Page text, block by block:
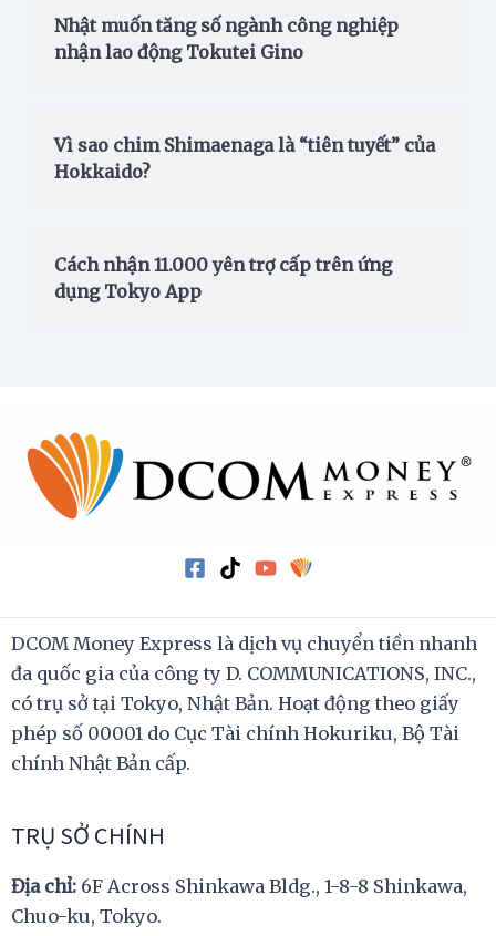
Nhật muốn tăng số ngành công nghiệp
nhận lao động Tokutei Gino
Vì sao chim Shimaenaga là “tiên tuyết” của
Hokkaido?
Cách nhận 11.000 yên trợ cấp trên ứng
dụng Tokyo App
DCOM Money Express là dịch vụ chuyển tiền nhanh
đa quốc gia của công ty D. COMMUNICATIONS, INC.,
có trụ sở tại Tokyo, Nhật Bản. Hoạt động theo giấy
phép số 00001 do Cục Tài chính Hokuriku, Bộ Tài
chính Nhật Bản cấp.
TRỤ SỞ CHÍNH
Địa chỉ: 6F Across Shinkawa Bldg., 1-8-8 Shinkawa,
Chuo-ku, Tokyo.